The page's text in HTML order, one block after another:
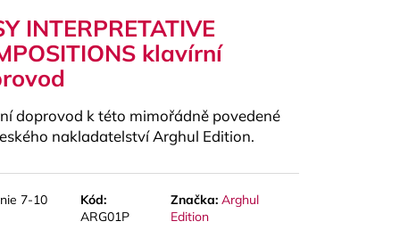
INTERPRETATIVE
klavírní
doprovod k této mimořádně povedené
nakladatelství Arghul Edition.
7-10
Kód:
ARG01P
Značka: Arghul
Edition